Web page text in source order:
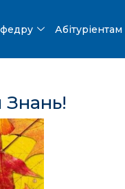
Абітуріентам